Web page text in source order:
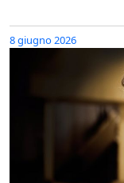
8 giugno 2026